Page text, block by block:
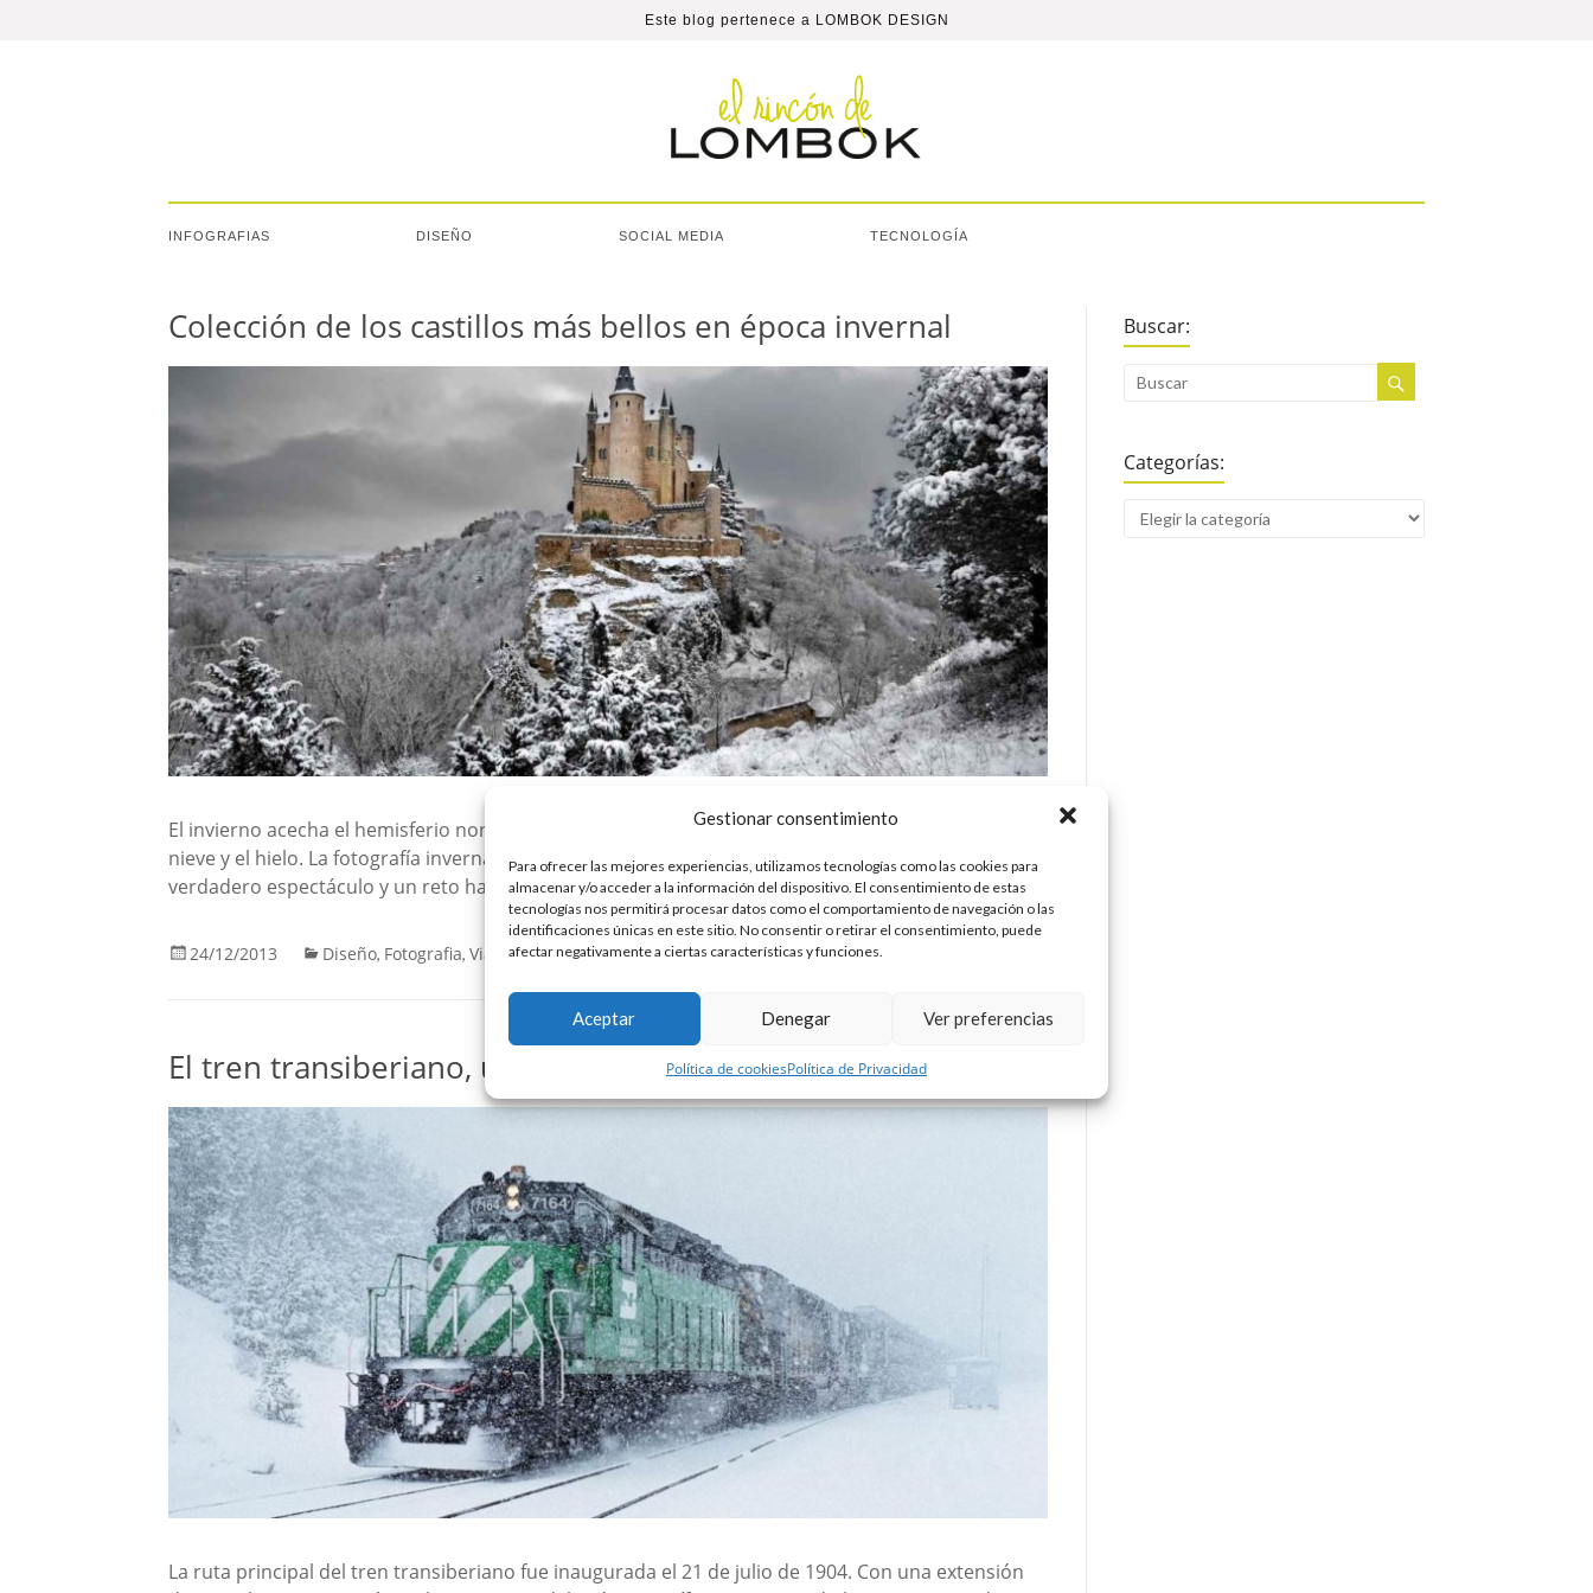
Gestionar consentimiento
Para ofrecer las mejores experiencias, utilizamos tecnologías como las cookies para
almacenar y/o acceder a la información del dispositivo. El consentimiento de estas
tecnologías nos permitirá procesar datos como el comportamiento de navegación o las
identificaciones únicas en este sitio. No consentir o retirar el consentimiento, puede
afectar negativamente a ciertas características y funciones.
Aceptar Denegar Ver preferencias
Política de cookiesPolítica de Privacidad
Este blog pertenece a LOMBOK DESIGN
INFOGRAFIAS DISEÑO SOCIAL MEDIA TECNOLOGÍA
Colección de los castillos más bellos en época invernal
El invierno acecha el hemisferio norte y las noches frías llegan trayendo consigo la belleza de la
nieve y el hielo. La fotografía invernal, especialmente en las partes más frías del planeta, es un
verdadero espectáculo y un reto hasta para los fotógrafos más expertos.
24/12/2013 Diseño, Fotografia, Viajes Un comentario
El tren transiberiano, una maravilla sobre vías.
La ruta principal del tren transiberiano fue inaugurada el 21 de julio de 1904. Con una extensión
Buscar:
Categorías: